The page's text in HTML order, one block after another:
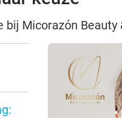
bij Micorazón